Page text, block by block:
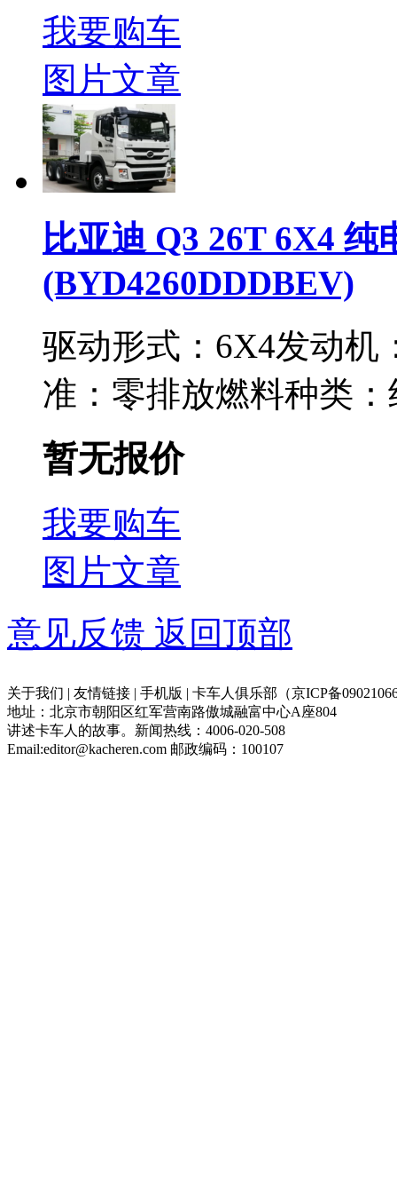
我要购车
图片文章
比亚迪 Q3 26T 6X4 纯
(BYD4260DDDBEV)
驱动形式： 6X4发动机
准： 零排放燃料种类：
暂无报价
我要购车
图片文章
意见反馈 返回顶部
关于我们 | 友情链接 | 手机版 | 卡车人俱乐部（京ICP备
地址：北京市朝阳区红军营南路傲城融富中心A座804
讲述卡车人的故事。新闻热线：4006-020-508
Email:editor@kacheren.com 邮政编码：100107